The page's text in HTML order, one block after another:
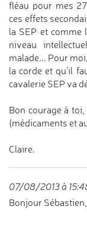
fléau pour mes
ces effets
la SEP et comme
niveau
malade... Pour
la corde et qu'il
cavalerie SEP va
Bon courage à
(médicaments et
Claire.
07/08/2013 à
Bonjour Sébastien,